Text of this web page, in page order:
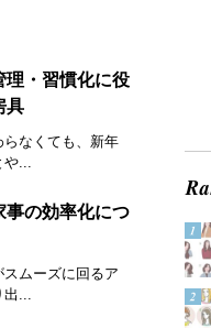
理・習慣化に役
具
なくても、新年
や...
事の効率化につ
ムーズに回るア
出...